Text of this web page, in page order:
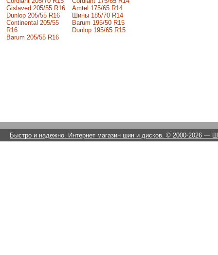
Gislaved 205/55 R16
Dunlop 205/55 R16
Continental 205/55
R16
Barum 205/55 R16
Amtel 175/65 R14
Шины 185/70 R14
Barum 195/50 R15
Dunlop 195/65 R15
Быстро и надежно. Интернет магазин шин и дисков. © 2000-2026 —